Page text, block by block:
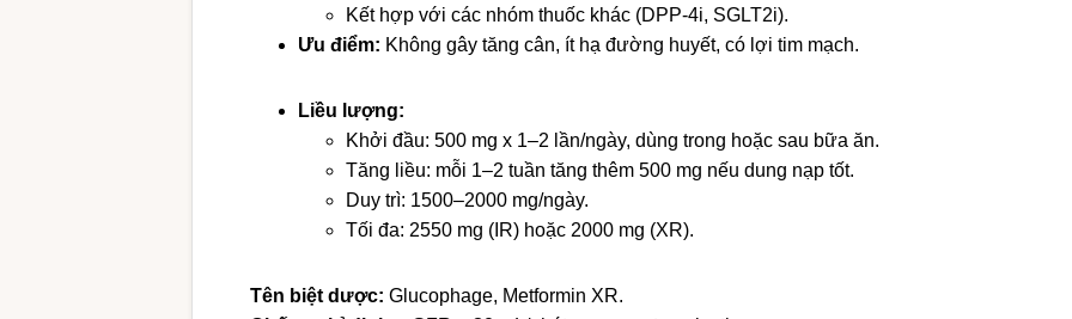
Kết hợp với các nhóm thuốc khác (DPP-4i, SGLT2i).
Ưu điểm: Không gây tăng cân, ít hạ đường huyết, có lợi tim mạch.
Liều lượng:
Khởi đầu: 500 mg x 1–2 lần/ngày, dùng trong hoặc sau bữa ăn.
Tăng liều: mỗi 1–2 tuần tăng thêm 500 mg nếu dung nạp tốt.
Duy trì: 1500–2000 mg/ngày.
Tối đa: 2550 mg (IR) hoặc 2000 mg (XR).
Tên biệt dược: Glucophage, Metformin XR.